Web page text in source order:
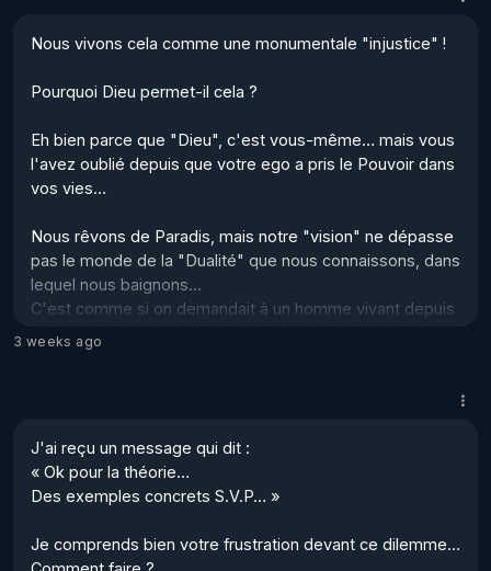
mais pour affirmer notre divinité sur Terre… Cela arrivera
se...
Nous vivons cela comme une monumentale "injustice" !
Pourquoi Dieu permet-il cela ?
Eh bien parce que "Dieu", c'est vous-même… mais vous
l'avez oublié depuis que votre ego a pris le Pouvoir dans
vos vies…
Nous rêvons de Paradis, mais notre "vision" ne dépasse
pas le monde de la "Dualité" que nous connaissons, dans
lequel nous baignons…
C'est comme si on demandait à un homme vivant depuis
des décennies dans la forêts, sans contacts avec
Eh bien pour nous, c'est pareil : "C’est quoi le Paradis ?"
En réalité, nous n'en avons aucune idée… !
nous permettrait d'avoir une ...
3 weeks ago
J'ai reçu un message qui dit :
« Ok pour la théorie…
Des exemples concrets S.V.P… »
Je comprends bien votre frustration devant ce dilemme…